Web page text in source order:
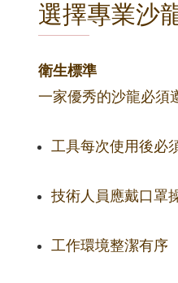
選擇專業沙
衛生標準
一家優秀的沙龍必須
工具每次使用後必
技術人員應戴口罩
工作環境整潔有序